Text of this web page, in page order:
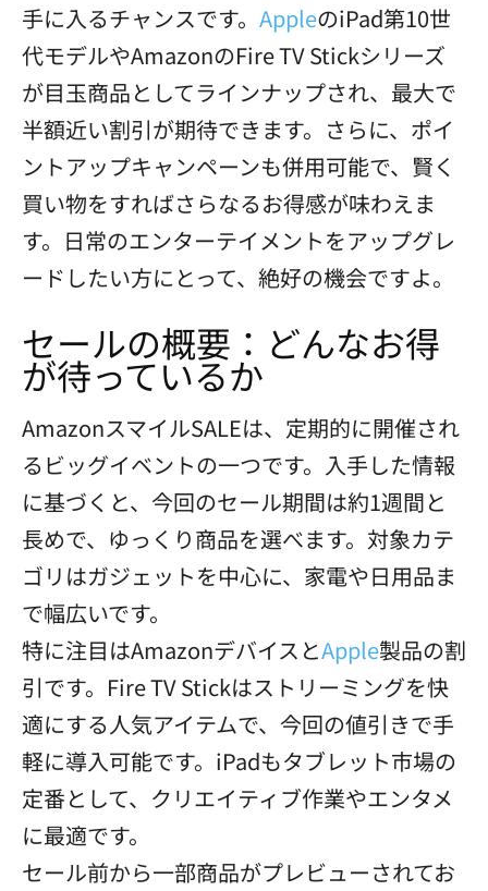
手に入るチャンスです。 AppleのiPad第10世
代モデルやAmazonのFire TV Stickシリーズ
が目玉商品としてラインナップされ、最大で
半額近い割引が期待できます。さらに、ポイ
ントアップキャンペーンも併用可能で、賢く
買い物をすればさらなるお得感が味わえま
す。日常のエンターテイメントをアップグレ
ードしたい方にとって、絶好の機会ですよ。
セールの概要：どんなお得
が待っているか
AmazonスマイルSALEは、定期的に開催され
るビッグイベントの一つです。入手した情報
に基づくと、今回のセール期間は約1週間と
長めで、ゆっくり商品を選べます。対象カテ
ゴリはガジェットを中心に、家電や日用品ま
で幅広いです。
特に注目はAmazonデバイスとApple製品の割
引です。Fire TV Stickはストリーミングを快
適にする人気アイテムで、今回の値引きで手
軽に導入可能です。iPadもタブレット市場の
定番として、クリエイティブ作業やエンタメ
に最適です。
セール前から一部商品がプレビューされてお